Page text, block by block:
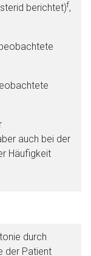
berichtet)f,
auch bei der
Häufigkeit
durch
der Patient